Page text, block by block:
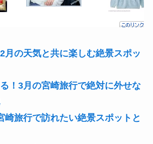
月の天気と共に楽しむ絶景スポッ
！3月の宮崎旅行で絶対に外せな
崎旅行で訪れたい絶景スポットと